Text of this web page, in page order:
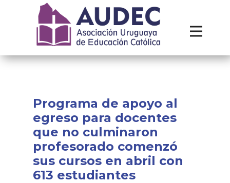
Institucional
Recursos
Programa de apoyo al
egreso para docentes
que no culminaron
profesorado comenzó
sus cursos en abril con
613 estudiantes